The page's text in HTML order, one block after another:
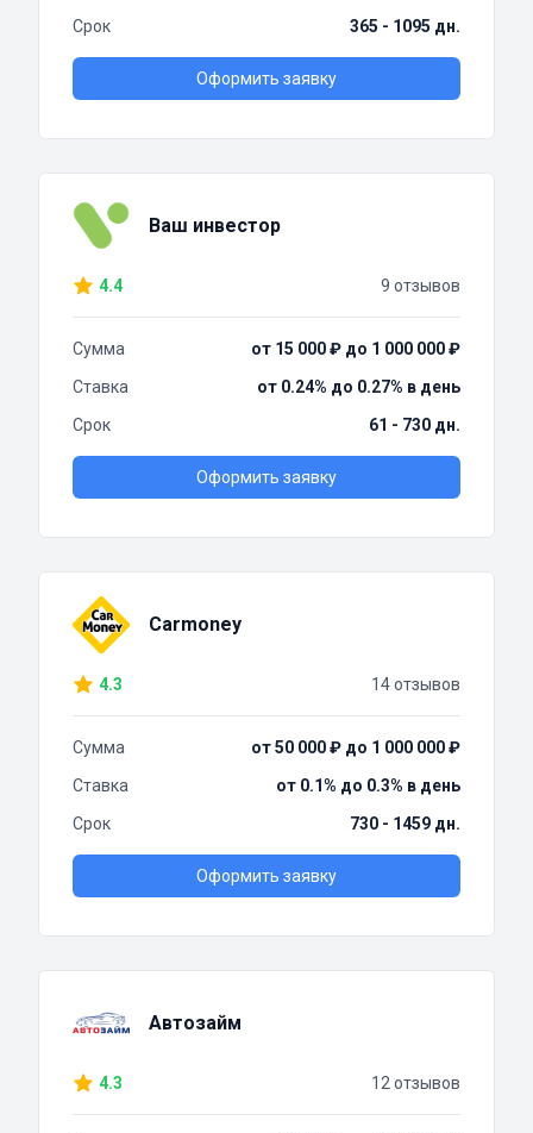
Срок
365 - 1095 дн.
Оформить заявку
Ваш инвестор
4.4 9 отзывов
Сумма
от 15 000 ₽ до 1 000 000 ₽
Ставка
от 0.24% до 0.27% в день
Срок
61 - 730 дн.
Оформить заявку
Carmoney
4.3 14 отзывов
Сумма
от 50 000 ₽ до 1 000 000 ₽
Ставка
от 0.1% до 0.3% в день
Срок
730 - 1459 дн.
Оформить заявку
Автозайм
4.3 12 отзывов